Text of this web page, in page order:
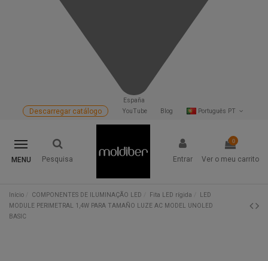
España
Português PT
Blog
YouTube
Descarregar catálogo
MENU Pesquisa Entrar
0
Ver o meu carrito
Início COMPONENTES DE ILUMINAÇÃO LED Fita LED rígida
LED
MODULE PERIMETRAL 1,4W PARA TAMAÑO LUZE AC MODEL UNOLED
BASIC